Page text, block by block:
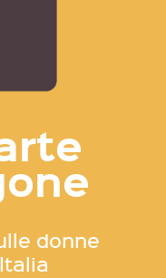
donne